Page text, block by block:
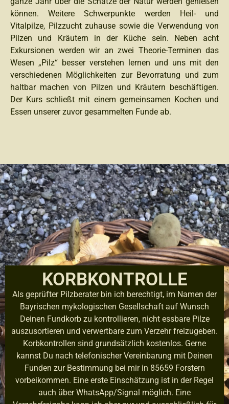
können. Weitere Schwerpunkte werden Heil- und
Vitalpilze, Pilzzucht zuhause sowie die Verwendung von
Pilzen und Kräutern in der Küche sein. Neben acht
Exkursionen werden wir an zwei Theorie-Terminen das
Wesen „Pilz“ besser verstehen lernen und uns mit den
verschiedenen Möglichkeiten zur Bevorratung und zum
haltbar machen von Pilzen und Kräutern beschäftigen.
Der Kurs schließt mit einem gemeinsamen Kochen und
Essen unserer zuvor gesammelten Funde ab.
KORBKONTROLLE
Als geprüfter Pilzberater bin ich berechtigt, im Namen der
Bayrischen mykologischen Gesellschaft auf Wunsch
Deinen Fundkorb zu kontrollieren, nicht essbare Pilze
auszusortieren und verwertbare zum Verzehr freizugeben.
Korbkontrollen sind grundsätzlich kostenlos. Gerne
kannst Du nach telefonischer Vereinbarung mit Deinen
Funden zur Bestimmung bei mir in 85659 Forstern
vorbeikommen. Eine erste Einschätzung ist in der Regel
auch über WhatsApp/Signal möglich. Eine